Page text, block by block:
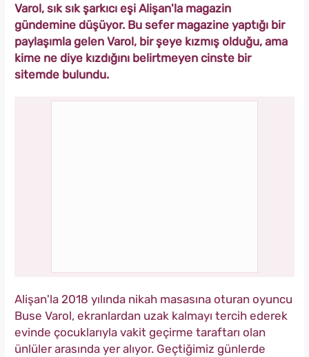
Varol, sık sık şarkıcı eşi Alişan'la magazin
gündemine düşüyor. Bu sefer magazine yaptığı bir
paylaşımla gelen Varol, bir şeye kızmış olduğu, ama
kime ne diye kızdığını belirtmeyen cinste bir
sitemde bulundu.
Alişan'la 2018 yılında nikah masasına oturan oyuncu
Buse Varol, ekranlardan uzak kalmayı tercih ederek
evinde çocuklarıyla vakit geçirme taraftarı olan
ünlüler arasında yer alıyor. Geçtiğimiz günlerde